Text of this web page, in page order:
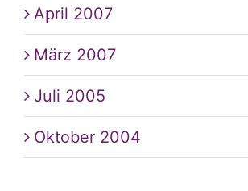
April 2007
März 2007
Juli 2005
Oktober 2004